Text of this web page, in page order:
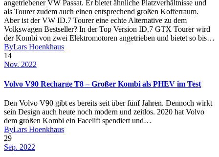
angetriebener VW Passat. Er bietet ähnliche Platzverhältnisse und
als Tourer zudem auch einen entsprechend großen Kofferraum.
Aber ist der VW ID.7 Tourer eine echte Alternative zu dem
Volkswagen Bestseller? In der Top Version ID.7 GTX Tourer wird
der Kombi von zwei Elektromotoren angetrieben und bietet so bis…
ByLars Hoenkhaus
14
Nov. 2022
Volvo V90 Recharge T8 – Großer Kombi als PHEV im Test
Den Volvo V90 gibt es bereits seit über fünf Jahren. Dennoch wirkt
sein Design auch heute noch modern und zeitlos. 2020 hat Volvo
dem großen Kombi ein Facelift spendiert und…
ByLars Hoenkhaus
29
Sep. 2022